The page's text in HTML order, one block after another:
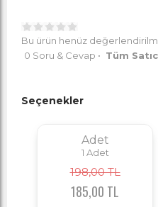
Bu ürün henüz
0 Soru & Cevap • Tüm
Seçenekler
Adet
1 Adet
198,00 TL
185,00 TL